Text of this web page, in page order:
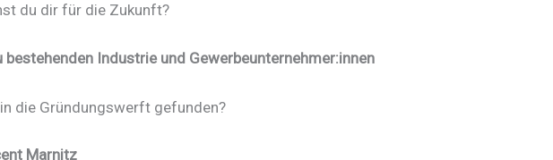
du dir für die Zukunft?
Industrie und Gewerbeunternehmer:innen
die Gründungswerft gefunden?
Marnitz